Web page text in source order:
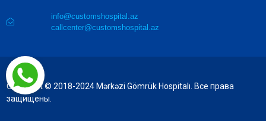

info@customshospital.az
callcenter@customshospital.az
Copyright © 2018-2024 Mərkəzi Gömrük Hospitalı. Все права
защищены.